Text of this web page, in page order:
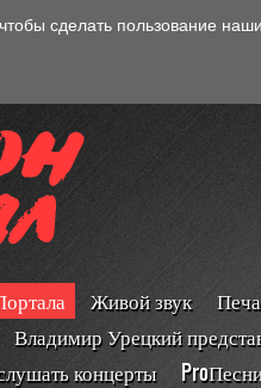
сделать пользование
Живой звук
Владимир Урецкий
концерты